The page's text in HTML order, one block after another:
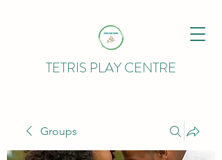
TETRIS PLAY CENTRE
Groups